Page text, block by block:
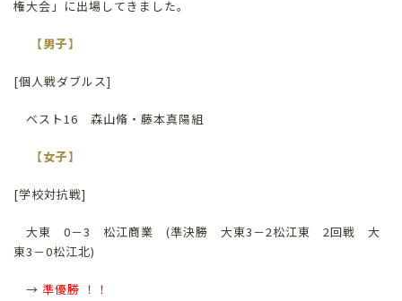
権大会」に出場してきました。
【男子】
[個人戦ダブルス]
ベスト16 森山脩・藤本真陽組
【女子】
[学校対抗戦]
大東 0－3 松江商業 (準決勝 大東3－2松江東 2回戦 大
東3－0松江北)
→ 準優勝 ！！